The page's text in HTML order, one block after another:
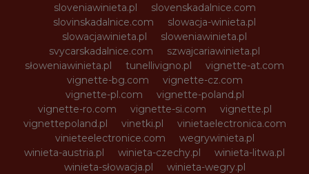
sloveniawinieta.pl
slovenskadalnice.com
slovinskadalnice.com
slowacja-winieta.pl
slowacjawinieta.pl
sloweniawinieta.pl
svycarskadalnice.com
szwajcariawinieta.pl
słoweniawinieta.pl
tunellivigno.pl
vignette-at.com
vignette-bg.com
vignette-cz.com
vignette-pl.com
vignette-poland.pl
vignette-ro.com
vignette-si.com
vignette.pl
vignettepoland.pl
vinetki.pl
vinietaelectronica.com
vinieteelectronice.com
wegrywinieta.pl
winieta-austria.pl
winieta-czechy.pl
winieta-litwa.pl
winieta-słowacja.pl
winieta-wegry.pl